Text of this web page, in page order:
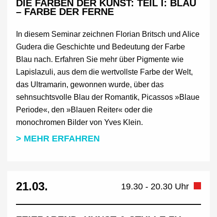
DIE FARBEN DER KUNST: TEIL I: BLAU
– FARBE DER FERNE
In diesem Seminar zeichnen Florian Britsch und Alice
Gudera die Geschichte und Bedeutung der Farbe
Blau nach. Erfahren Sie mehr über Pigmente wie
Lapislazuli, aus dem die wertvollste Farbe der Welt,
das Ultramarin, gewonnen wurde, über das
sehnsuchtsvolle Blau der Romantik, Picassos »Blaue
Periode«, den »Blauen Reiter« oder die
monochromen Bilder von Yves Klein.
> MEHR ERFAHREN
21.03. 19.30 - 20.30 Uhr